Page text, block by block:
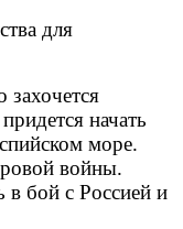
для
захочется
начать
море.
войны.
в бой с Россией и